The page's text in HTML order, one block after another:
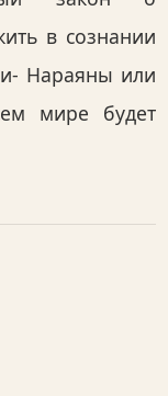
в сознании
Нараяны или
мире будет